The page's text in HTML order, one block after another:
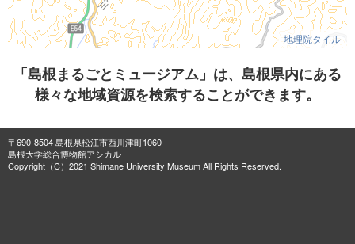
地理院タイル
「島根まるごとミュージアム」は、島根県内にある
様々な地域資源を検索することができます。
〒690-8504 島根県松江市西川津町1060
島根大学総合博物館アシカル
Copyright（C）2021 Shimane University Museum All Rights Reserved.